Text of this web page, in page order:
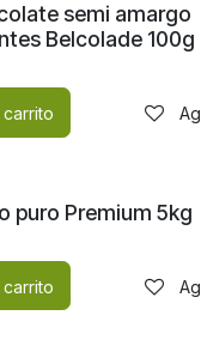
semi amargo
Belcolade 100g
puro Premium 5kg